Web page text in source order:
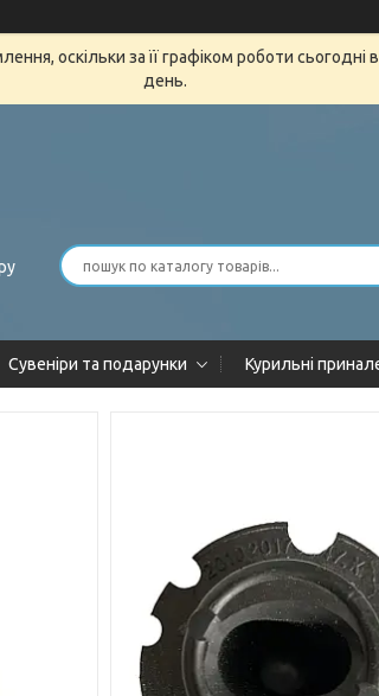
оскільки за її графіком роботи
день.
Сувеніри та подарунки Курильні